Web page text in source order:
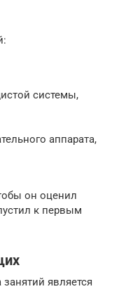
системы,
аппарата,
он оценил
к первым
является